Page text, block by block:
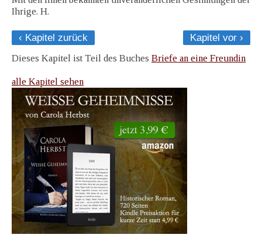
Ihrige. H.
‹ Kapitel zurück
Kapitel vor ›
Dieses Kapitel ist Teil des Buches Briefe an eine Freundin
alle Kapitel sehen